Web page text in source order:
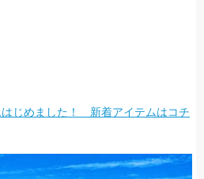
はじめました！ 新着アイテムはコチ